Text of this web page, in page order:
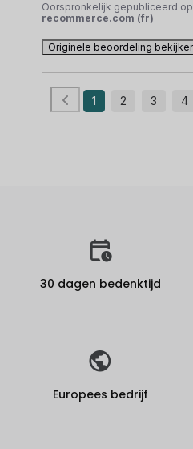
Oorspronkelijk gepubliceerd op
recommerce.com (fr)
Originele beoordeling
1 2 3 4
30 dagen bedenktijd
Europees bedrijf